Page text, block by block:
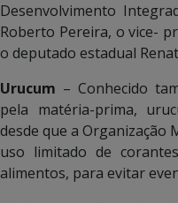
Desenvolvimento
Roberto Pereira, o vice-
o deputado estadual
Urucum – Conhecido
pela matéria-prima,
desde que a Organização
uso limitado de
alimentos, para evitar